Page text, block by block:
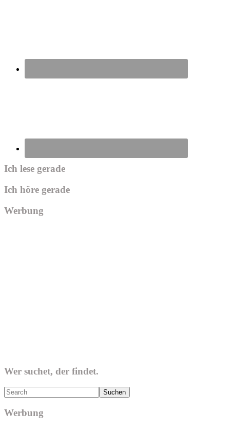
Ich lese gerade
Ich höre gerade
Werbung
Wer suchet, der findet.
Search
Werbung